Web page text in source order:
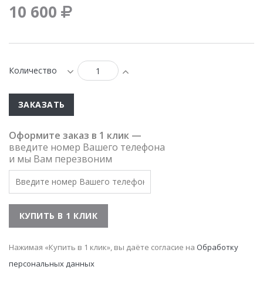
10 600
Количество
ЗАКАЗАТЬ
Оформите заказ в 1 клик —
введите номер Вашего телефона
и мы Вам перезвоним
Нажимая «Купить в 1 клик», вы даёте согласие на Обработку
персональных данных